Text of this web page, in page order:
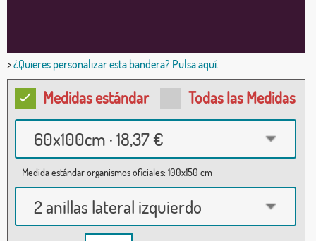
>¿Quieres personalizar esta bandera? Pulsa aquí.
Medidas estándar Todas las Medidas
60x100cm · 18,37 €
Medida estándar organismos oficiales: 100x150 cm
2 anillas lateral izquierdo